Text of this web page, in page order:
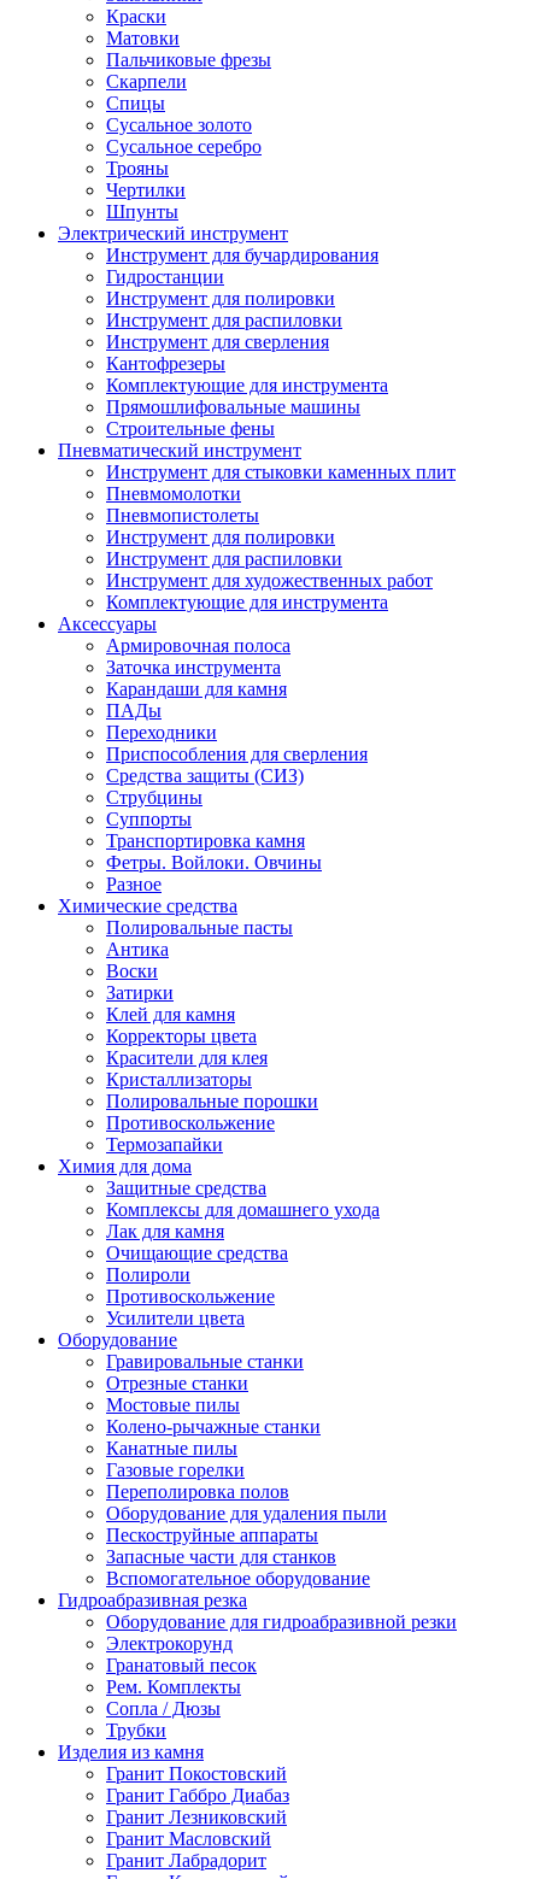
Краски
Матовки
Пальчиковые фрезы
Скарпели
Спицы
Сусальное золото
Сусальное серебро
Трояны
Чертилки
Шпунты
Электрический инструмент
Инструмент для бучардирования
Гидростанции
Инструмент для полировки
Инструмент для распиловки
Инструмент для сверления
Кантофрезеры
Комплектующие для инструмента
Прямошлифовальные машины
Строительные фены
Пневматический инструмент
Инструмент для стыковки каменных плит
Пневмомолотки
Пневмопистолеты
Инструмент для полировки
Инструмент для распиловки
Инструмент для художественных работ
Комплектующие для инструмента
Аксессуары
Армировочная полоса
Заточка инструмента
Карандаши для камня
ПАДы
Переходники
Приспособления для сверления
Средства защиты (СИЗ)
Струбцины
Суппорты
Транспортировка камня
Фетры. Войлоки. Овчины
Разное
Химические средства
Полировальные пасты
Антика
Воски
Затирки
Клей для камня
Корректоры цвета
Красители для клея
Кристаллизаторы
Полировальные порошки
Противоскольжение
Термозапайки
Химия для дома
Защитные средства
Комплексы для домашнего ухода
Лак для камня
Очищающие средства
Полироли
Противоскольжение
Усилители цвета
Оборудование
Гравировальные станки
Отрезные станки
Мостовые пилы
Колено-рычажные станки
Канатные пилы
Газовые горелки
Переполировка полов
Оборудование для удаления пыли
Пескоструйные аппараты
Запасные части для станков
Вспомогательное оборудование
Гидроабразивная резка
Оборудование для гидроабразивной резки
Электрокорунд
Гранатовый песок
Рем. Комплекты
Сопла / Дюзы
Трубки
Изделия из камня
Гранит Покостовский
Гранит Габбро Диабаз
Гранит Лезниковский
Гранит Масловский
Гранит Лабрадорит